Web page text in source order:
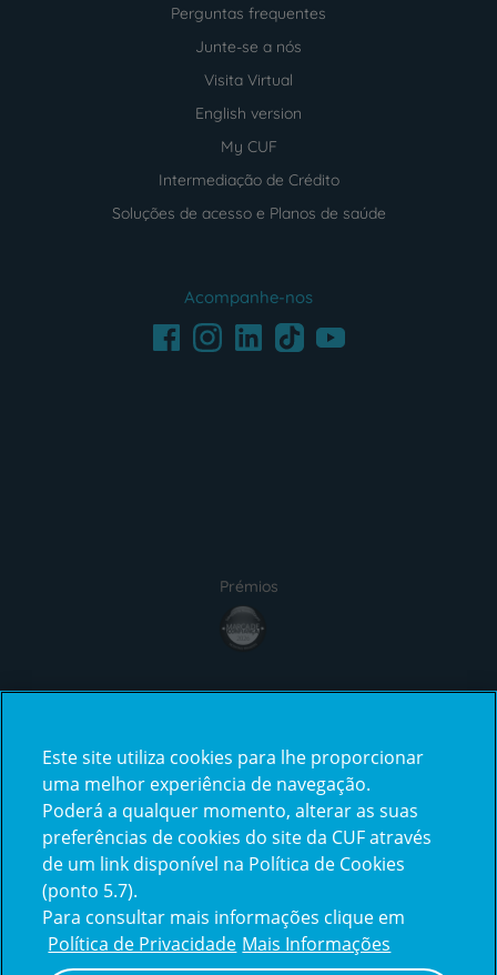
Perguntas frequentes
Junte-se a nós
Visita Virtual
English version
My CUF
Intermediação de Crédito
Soluções de acesso e Planos de saúde
Acompanhe-nos
FacebookInstagramLinkedInTikTokYoutube
Prémios
Reclamações
e
elogios
Este site utiliza cookies para lhe proporcionar
uma melhor experiência de navegação.
Poderá a qualquer momento, alterar as suas
preferências de cookies do site da CUF através
de um link disponível na Política de Cookies
(ponto 5.7).
Para consultar mais informações clique em
Política de Privacidade Mais Informações